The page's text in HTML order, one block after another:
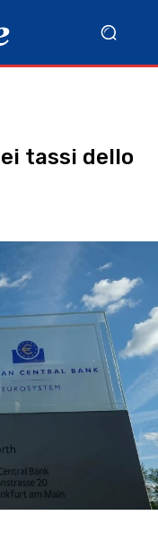
tassi dello